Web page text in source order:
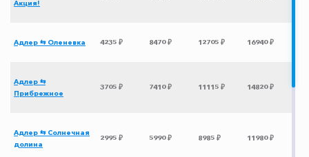
Акция!
Адлер ⇆ Оленевка 4235 ₽ 8470 ₽ 12705 ₽ 16940 ₽
Адлер ⇆
Прибрежное
3705 ₽ 7410 ₽ 11115 ₽ 14820 ₽
Адлер ⇆ Солнечная
долина
2995 ₽ 5990 ₽ 8985 ₽ 11980 ₽